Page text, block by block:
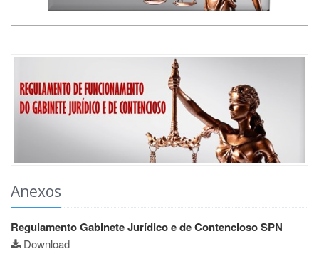
Anexos
Regulamento Gabinete Jurídico e de Contencioso SPN
Download